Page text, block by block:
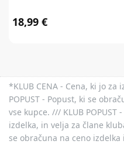
18,99 €
*KLUB CENA - Cena, ki jo
POPUST - Popust, ki se
vse kupce. /// KLUB
izdelka, in velja za člane
se obračuna na ceno